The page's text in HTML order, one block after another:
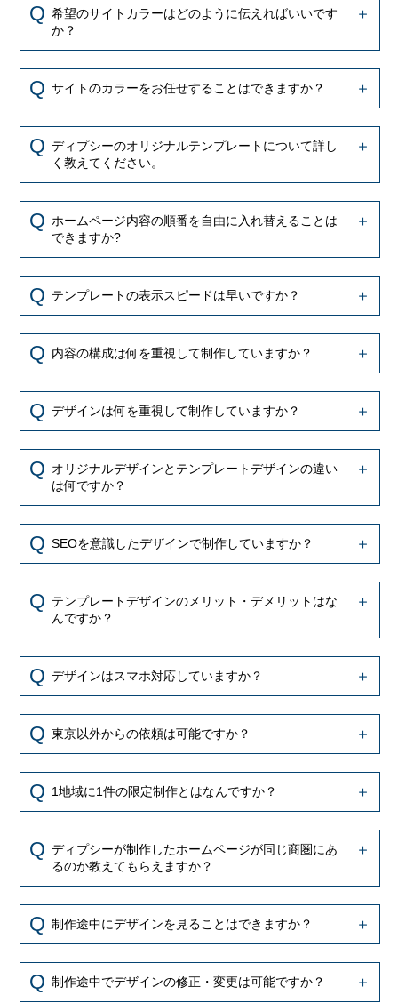
希望のサイトカラーはどのように伝えればいいです
か？
サイトのカラーをお任せすることはできますか？
ディプシーのオリジナルテンプレートについて詳し
く教えてください。
ホームページ内容の順番を自由に入れ替えることは
できますか?
テンプレートの表示スピードは早いですか？
内容の構成は何を重視して制作していますか？
デザインは何を重視して制作していますか？
オリジナルデザインとテンプレートデザインの違い
は何ですか？
SEOを意識したデザインで制作していますか？
テンプレートデザインのメリット・デメリットはな
んですか？
デザインはスマホ対応していますか？
東京以外からの依頼は可能ですか？
1地域に1件の限定制作とはなんですか？
ディプシーが制作したホームページが同じ商圏にあ
るのか教えてもらえますか？
制作途中にデザインを見ることはできますか？
制作途中でデザインの修正・変更は可能ですか？